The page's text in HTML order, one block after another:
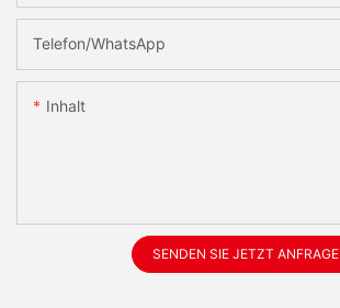
Telefon/WhatsApp
Inhalt
SENDEN SIE JETZT ANFRAGE